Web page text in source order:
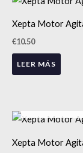
Xepta Motor
€10.50
LEER MÁS
Xepta Motor